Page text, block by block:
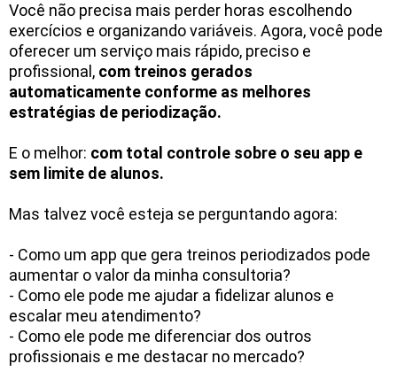
Você não precisa mais perder horas escolhendo
exercícios e organizando variáveis. Agora, você pode
oferecer um serviço mais rápido, preciso e
profissional, com treinos gerados
automaticamente conforme as melhores
estratégias de periodização.
E o melhor: com total controle sobre o seu app e
sem limite de alunos.
Mas talvez você esteja se perguntando agora:
- Como um app que gera treinos periodizados pode
aumentar o valor da minha consultoria?
- Como ele pode me ajudar a fidelizar alunos e
escalar meu atendimento?
- Como ele pode me diferenciar dos outros
profissionais e me destacar no mercado?